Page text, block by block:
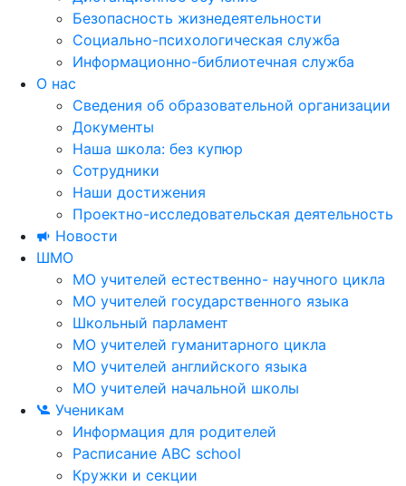
Безопасность жизнедеятельности
Социально-психологическая служба
Информационно-библиотечная служба
О нас
Сведения об образовательной организации
Документы
Наша школа: без купюр
Сотрудники
Наши достижения
Проектно-исследовательская деятельность
Новости
ШМО
МО учителей естественно- научного цикла
МО учителей государственного языка
Школьный парламент
МО учителей гуманитарного цикла
МО учителей английского языка
МО учителей начальной школы
Ученикам
Информация для родителей
Расписание ABC school
Кружки и секции